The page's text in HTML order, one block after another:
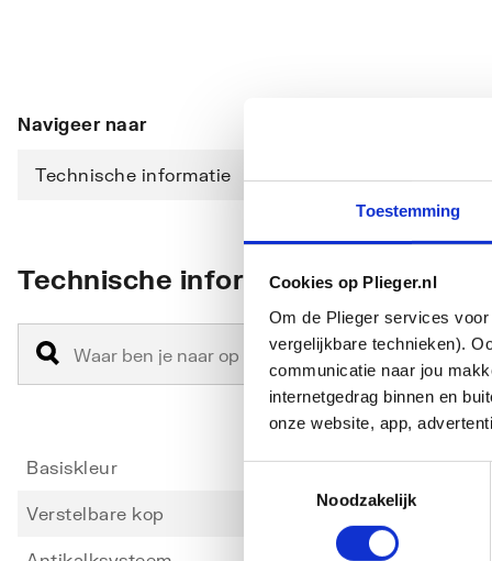
Toestemming
Cookies op Plieger.nl
Om de Plieger services
vergelijkbare technieken).
communicatie naar jou
internetgedrag binnen en
onze website, app,
Noodzakelijk
Navigeer naar
Technische informatie
Technische informatie
Basiskleur
Verstelbare kop